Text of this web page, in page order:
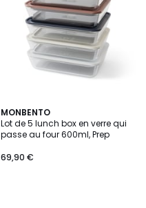
MONBENTO
Lot de 5 lunch box en verre qui
passe au four 600ml, Prep
69,90 €